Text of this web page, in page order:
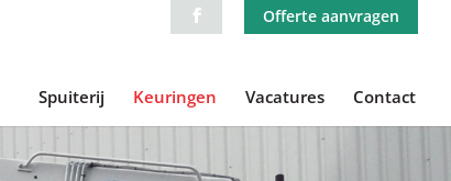
Offerte aanvragen
Spuiterij Keuringen Vacatures Contact